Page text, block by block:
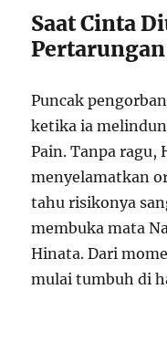
Saat Cinta
Pertarungan
Puncak
ketika ia
Pain. Tanpa
menyelamatkan
tahu risikonya
membuka mata
Hinata. Dari
mulai tumbuh di